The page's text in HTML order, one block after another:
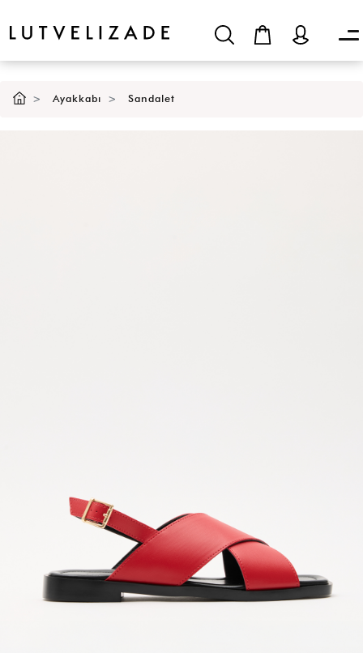
Ayakkabı Sandalet